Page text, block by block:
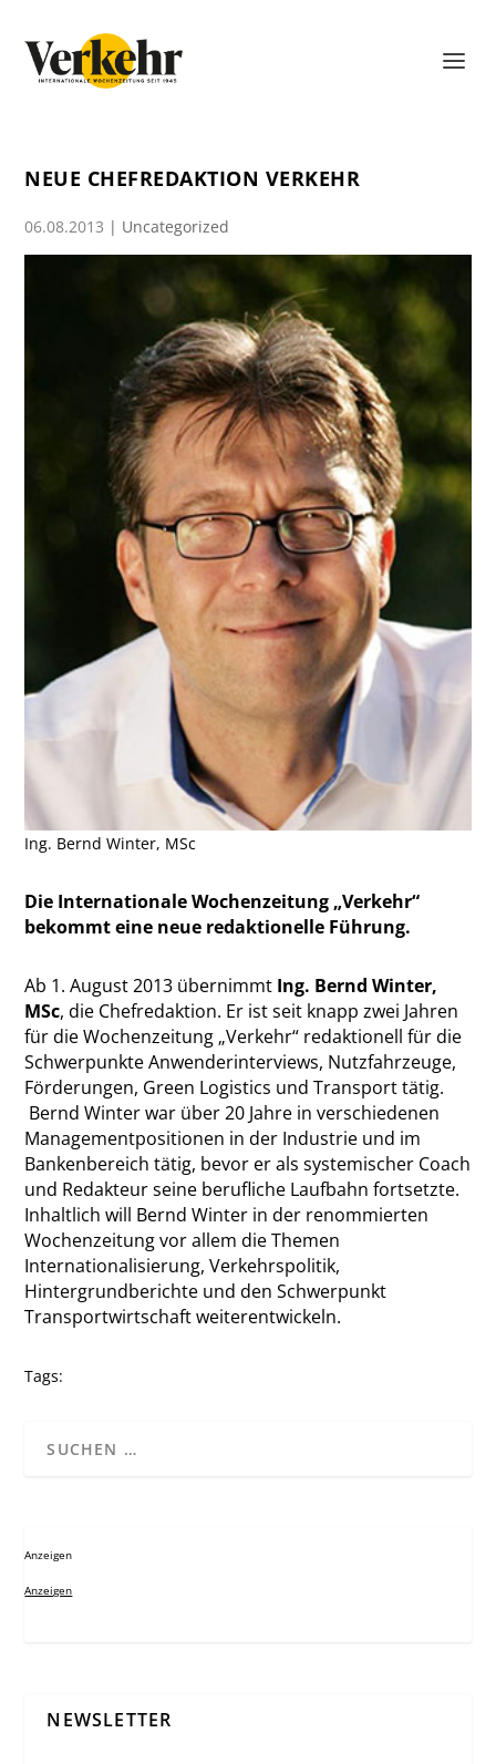
NEUE CHEFREDAKTION VERKEHR
06.08.2013 | Uncategorized
Ing. Bernd Winter, MSc
Die Internationale Wochenzeitung „Verkehr“
bekommt eine neue redaktionelle Führung.
Ab 1. August 2013 übernimmt Ing. Bernd Winter,
MSc, die Chefredaktion. Er ist seit knapp zwei Jahren
für die Wochenzeitung „Verkehr“ redaktionell für die
Schwerpunkte Anwenderinterviews, Nutzfahrzeuge,
Förderungen, Green Logistics und Transport tätig.
Bernd Winter war über 20 Jahre in verschiedenen
Managementpositionen in der Industrie und im
Bankenbereich tätig, bevor er als systemischer Coach
und Redakteur seine berufliche Laufbahn fortsetzte.
Inhaltlich will Bernd Winter in der renommierten
Wochenzeitung vor allem die Themen
Internationalisierung, Verkehrspolitik,
Hintergrundberichte und den Schwerpunkt
Transportwirtschaft weiterentwickeln.
Tags:
Anzeigen
Anzeigen
NEWSLETTER